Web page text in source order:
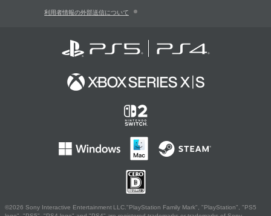
利用者情報の外部送信について
©2026 Sony Interactive Entertainment LLC."PlayStation Family Mark", "PlayStation", "PS5